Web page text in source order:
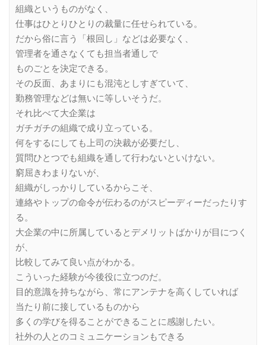
組織というものがなく、
仕事はひとりひとりの裁量に任せられている。
だから俗に言う「根回し」などは必要なく、
管理者を通さなくても担当者通しで
ものごとを決定できる。
その反面、あまりにも混沌としすぎていて、
勤務管理などは無いに等しいそうだ。
それ比べて大企業は
ガチガチの組織で成り立っている。
何をするにしても上司の決裁が必要だし、
質問ひとつでも組織を通して行わないといけない。
窮屈きわまりないが、
組織がしっかりしているからこそ、
連絡やトップの命令が伝わるのがスピーディーだったりす
る。
大企業の中に所属しているとデメリットばかりが目につく
が、
比較してみて良い点がわかる。
こういった経験が今後役に立つのだ。
目的意識を持ちながら、常にアンテナを高くしていれば
当たり前に接しているものから
多くの学びを得ることができることに感謝したい。
社外の人とのコミュニケーションもできる